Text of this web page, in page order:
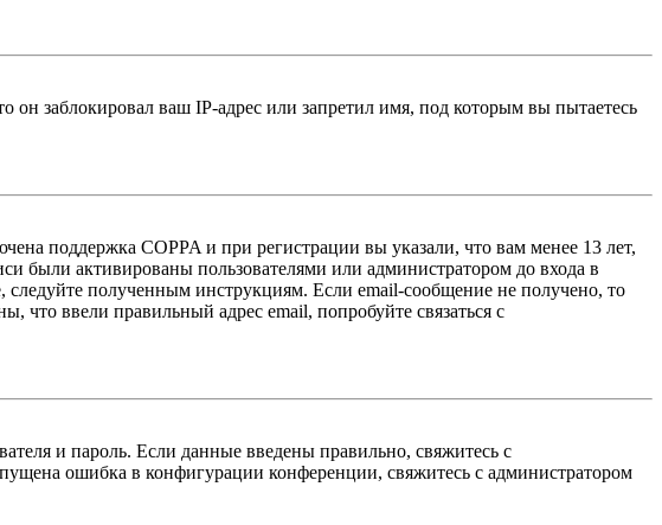
заблокировал ваш IP-адрес или запретил имя, под которым вы пытаетесь
поддержка COPPA и при регистрации вы указали, что вам менее 13 лет,
были активированы пользователями или администратором до входа в
полученным инструкциям. Если email-сообщение не получено, то
что ввели правильный адрес email, попробуйте связаться с
и пароль. Если данные введены правильно, свяжитесь с
ошибка в конфигурации конференции, свяжитесь с администратором